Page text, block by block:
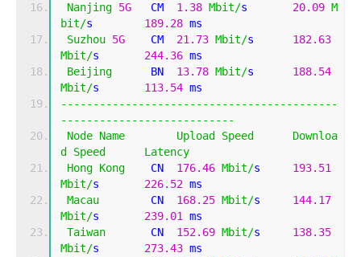
Nanjing 5G
   CM
1.38 Mbit/s 20.09 M
bit/s 189.28 ms
Suzhou 5G
    CM
21.73 Mbit/s 182.63
Mbit/s 244.36 ms
Beijing
      BN
13.78 Mbit/s 188.54
Mbit/s 113.54 ms
-------------------------------------------
---------------------------
Node Name Upload Speed
Downloa
d
Speed
Latency
Hong Kong
    CN
176.46 Mbit/s 193.51
Mbit/s 226.52 ms
Macau
        CN
168.25 Mbit/s 144.17
Mbit/s 239.01
ms
Taiwan
       CN
152.69 Mbit/s 138.35
Mbit/s 273.43 ms